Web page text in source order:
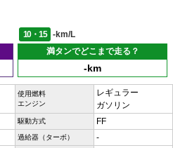
10・15
-km/L
満タンでどこまで走る？
-km
使用燃料
エンジン
レギュラー
ガソリン
駆動方式 FF
過給器（ターボ） -